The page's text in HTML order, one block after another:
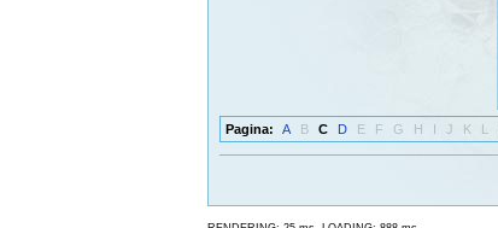
Pagina: A B C D E F G H I J K L